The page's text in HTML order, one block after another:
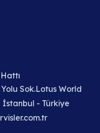
Sok.Lotus World
İstanbul - Türkiye